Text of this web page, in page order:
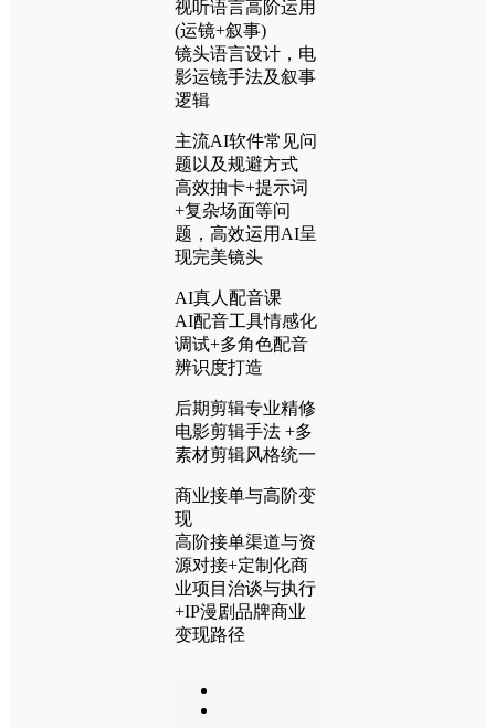
视听语言高阶运用
(运镜+叙事)
镜头语言设计，电
影运镜手法及叙事
逻辑
主流AI软件常见问
题以及规避方式
高效抽卡+提示词
+复杂场面等问
题，高效运用AI呈
现完美镜头
AI真人配音课
AI配音工具情感化
调试+多角色配音
辨识度打造
后期剪辑专业精修
电影剪辑手法 +多
素材剪辑风格统一
商业接单与高阶变
现
高阶接单渠道与资
源对接+定制化商
业项目治谈与执行
+IP漫剧品牌商业
变现路径